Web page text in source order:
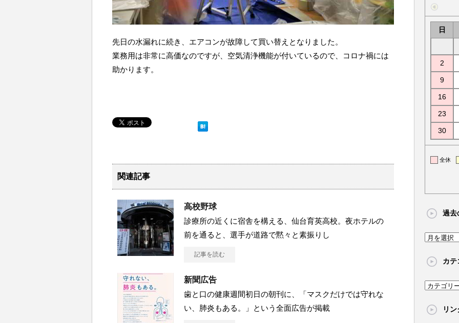
先日の水漏れに続き、エアコンが故障して買い替えとなりました。
業務用は非常に高価なのですが、空気清浄機能が付いているので、コロナ禍には
助かります。
関連記事
高校野球
診療所の近くに宿舎を構える、仙台育英高校。夜ホテルの
前を通ると、選手が道路で黙々と素振りし
記事を読む
新聞広告
歯と口の健康週間初日の朝刊に、「マスクだけでは守れな
い、肺炎もある。」という全面広告が掲載
日
2
9
16
23
30
全休
過去
過
の
事
カテ
カ
ゴ
リン